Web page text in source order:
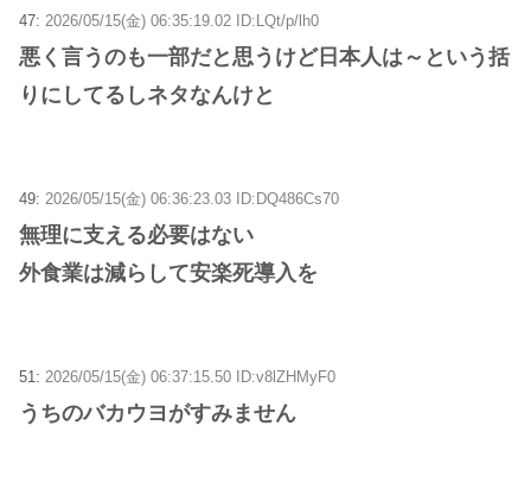
47: 2026/05/15(金) 06:35:19.02 ID:LQt/p/lh0
悪く言うのも一部だと思うけど日本人は～という括
りにしてるしネタなんけと
49: 2026/05/15(金) 06:36:23.03 ID:DQ486Cs70
無理に支える必要はない
外食業は減らして安楽死導入を
51: 2026/05/15(金) 06:37:15.50 ID:v8lZHMyF0
うちのバカウヨがすみません